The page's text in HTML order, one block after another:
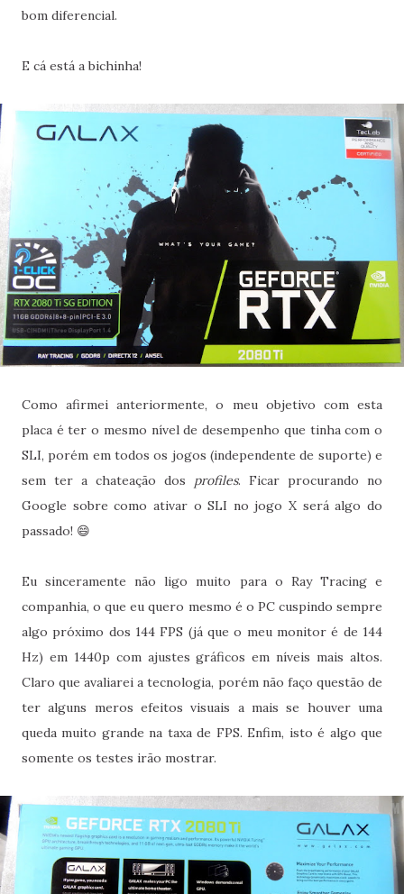
bom diferencial.
E cá está a bichinha!
Como afirmei anteriormente, o meu objetivo com esta
placa é ter o mesmo nível de desempenho que tinha com o
SLI, porém em todos os jogos (independente de suporte) e
sem ter a chateação dos profiles. Ficar procurando no
Google sobre como ativar o SLI no jogo X será algo do
passado! 😄
Eu sinceramente não ligo muito para o Ray Tracing e
companhia, o que eu quero mesmo é o PC cuspindo sempre
algo próximo dos 144 FPS (já que o meu monitor é de 144
Hz) em 1440p com ajustes gráficos em níveis mais altos.
Claro que avaliarei a tecnologia, porém não faço questão de
ter alguns meros efeitos visuais a mais se houver uma
queda muito grande na taxa de FPS. Enfim, isto é algo que
somente os testes irão mostrar.